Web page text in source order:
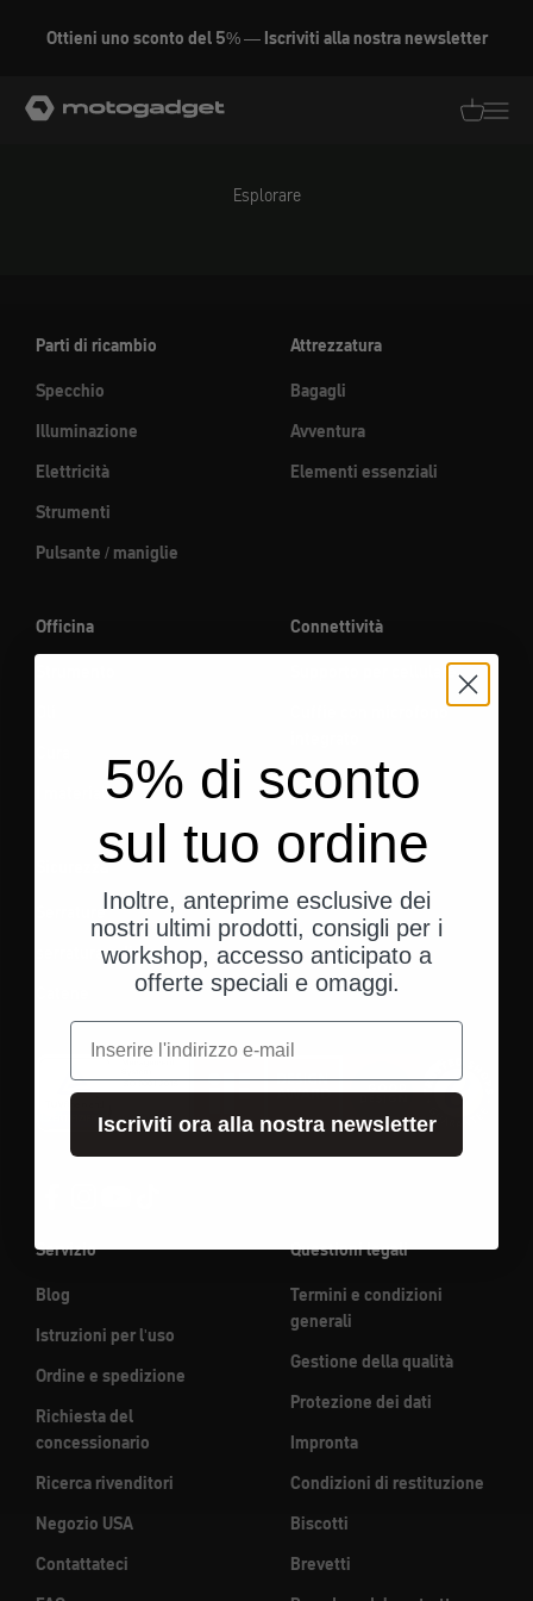
Ottieni uno sconto del 5% — Iscriviti alla nostra newsletter
motogadget GmbH
Esplorare
Parti di ricambio
Specchio
Illuminazione
Elettricità
Strumenti
Pulsante / maniglie
Attrezzatura
Bagagli
Avventura
Elementi essenziali
Officina
I materiali
Connettività
Supporto per cellulare
Cuffie con microfono
Sicurezza
Serrature
serratura a disco
Servizio
Blog
Istruzioni per l'uso
Ordine e spedizione
Richiesta del
concessionario
Ricerca rivenditori
Negozio USA
Contattateci
Questioni legali
Termini e condizioni
generali
Gestione della qualità
Protezione dei dati
Impronta
Condizioni di restituzione
Biscotti
Brevetti
5% di sconto
sul tuo ordine
Inoltre, anteprime esclusive dei
nostri ultimi prodotti, consigli per i
workshop, accesso anticipato a
offerte speciali e omaggi.
e-mail
Iscriviti ora alla nostra newsletter